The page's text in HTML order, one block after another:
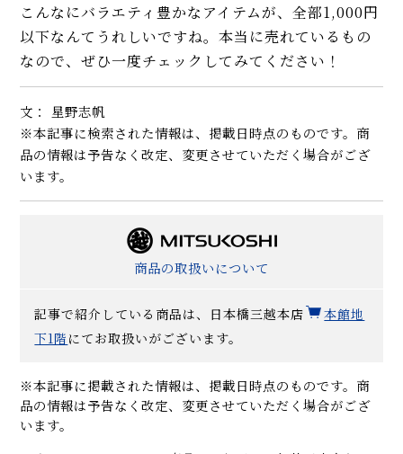
こんなにバラエティ豊かなアイテムが、全部1,000円
以下なんてうれしいですね。本当に売れているもの
なので、ぜひ一度チェックしてみてください！
文： 星野志帆
※本記事に検索された情報は、掲載日時点のものです。商
品の情報は予告なく改定、変更させていただく場合がござ
います。
商品の取扱いについて
記事で紹介している商品は、日本橋三越本店
本館地
下1階 にてお取扱いがございます。
※本記事に掲載された情報は、掲載日時点のものです。商
品の情報は予告なく改定、変更させていただく場合がござ
います。